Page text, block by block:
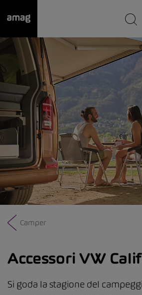
Il suo garage è stato
Camper
Accessori VW
Si goda la stagione del